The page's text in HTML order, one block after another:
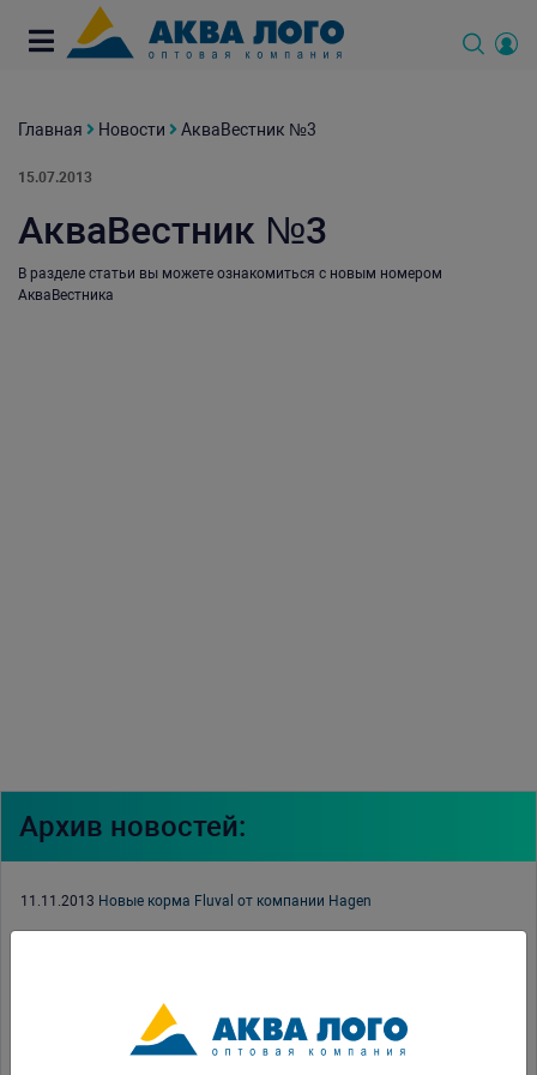
Главная Новости АкваВестник №3
15.07.2013
АкваВестник №3
В разделе статьи вы можете ознакомиться с новым номером
АкваВестника
Архив новостей:
11.11.2013 Новые корма Fluval от компании Hagen
Международная выставка зооиндустрии ПаркЗоо 2013